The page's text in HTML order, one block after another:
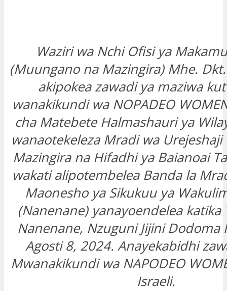
Waziri wa Nchi Ofisi ya
(Muungano na Mazingira) Mhe.
akipokea zawadi ya maziwa
wanakikundi wa NOPADEO
cha Matebete Halmashauri ya
wanaotekeleza Mradi wa Urejeshaji
Mazingira na Hifadhi ya Baianoai
wakati alipotembelea Banda la
Maonesho ya Sikukuu ya
(Nanenane) yanayoendelea katika
Nanenane, Nzuguni Jijini Dodoma
Agosti 8, 2024. Anayekabidhi
Mwanakikundi wa NAPODEO
Israeli.